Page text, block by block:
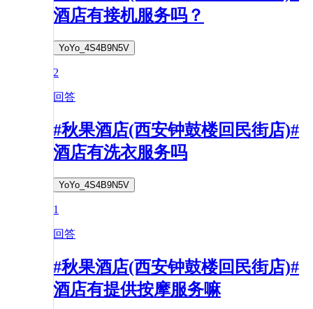
酒店有接机服务吗？
YoYo_4S4B9N5V
2
回答
#秋果酒店(西安钟鼓楼回民街店)#
酒店有洗衣服务吗
YoYo_4S4B9N5V
1
回答
#秋果酒店(西安钟鼓楼回民街店)#
酒店有提供按摩服务嘛